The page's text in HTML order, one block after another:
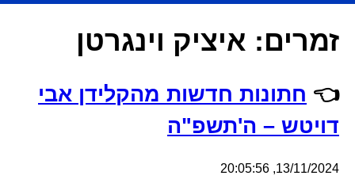
זמרים: איציק וינגרטן
👈 חתונות חדשות מהקלידן אבי
דויטש – ה'תשפ"ה
13/11/2024, 20:05:56